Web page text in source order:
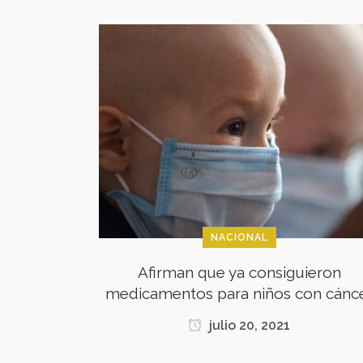
NACIONAL
Afirman que ya consiguieron
medicamentos para niños con
julio 20, 2021